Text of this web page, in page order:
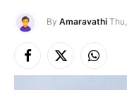
By Amaravathi
Facebook
X
(Twitter)